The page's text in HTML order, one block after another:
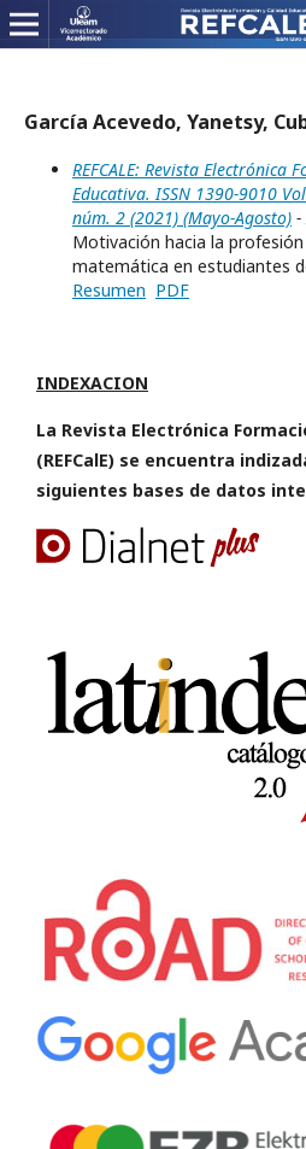
García Acevedo, Yanetsy,
REFCALE: Revista Electrónica
Educativa. ISSN 1390-9010
núm. 2 (2021) (Mayo-Agosto) -
Motivación hacia la
matemática en estudiantes
Resumen PDF
INDEXACION
La Revista Electrónica
(REFCalE) se encuentra
siguientes bases de datos